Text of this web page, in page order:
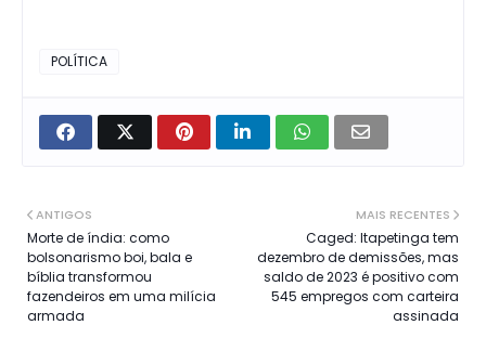
POLÍTICA
MAIS RECENTES
Caged: Itapetinga tem
dezembro de demissões, mas
saldo de 2023 é positivo com
545 empregos com carteira
assinada
ANTIGOS
Morte de índia: como
bolsonarismo boi, bala e
bíblia transformou
fazendeiros em uma milícia
armada